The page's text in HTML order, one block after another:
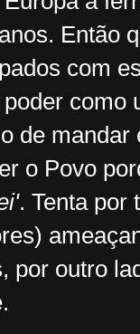
Então
com
como
de
o Povo
. Tenta por
por outro